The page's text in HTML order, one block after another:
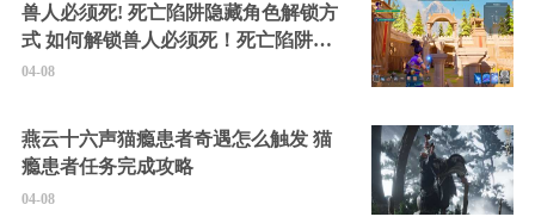
兽人必须死! 死亡陷阱隐藏角色解锁方
式 如何解锁兽人必须死！死亡陷阱中
的隐藏角色
04-08
燕云十六声猫瘾患者奇遇怎么触发 猫
瘾患者任务完成攻略
04-08